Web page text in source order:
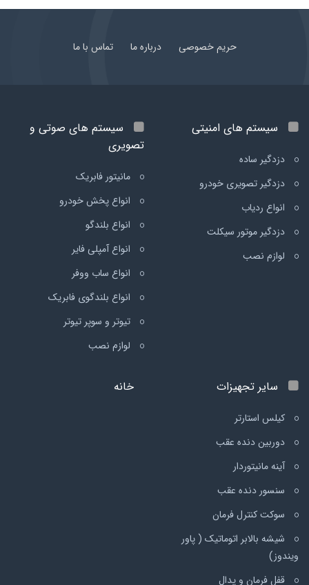
حریم خصوصی درباره ما تماس با ما
سیستم های امنیتی
دزدگیر ساده
دزدگیر تصویری خودرو
انواع ردیاب
دزدگیر موتور سیکلت
لوازم نصب
سیستم های صوتی و
تصویری
مانیتور فابریک
انواع پخش خودرو
انواع بلندگو
انواع آمپلی فایر
انواع ساب ووفر
انواع بلندگوی فابریک
تیوتر و سوپر تیوتر
لوازم نصب
سایر تجهیزات
کیلس استارتر
دوربین دنده عقب
آینه مانیتوردار
سنسور دنده عقب
سوکت کنترل فرمان
شیشه بالابر اتوماتیک ( پاور
ویندوز)
قفل فرمان و پدال
خانه